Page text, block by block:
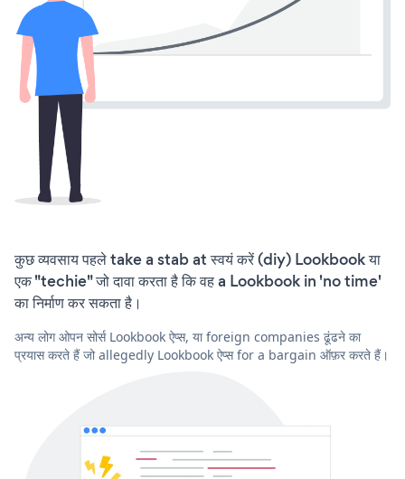
कुछ व्यवसाय पहले take a stab at स्वयं करें (diy) Lookbook या
एक "techie" जो दावा करता है कि वह a Lookbook in 'no time'
का निर्माण कर सकता है।
अन्य लोग ओपन सोर्स Lookbook ऐप्स, या foreign companies ढूंढने का
प्रयास करते हैं जो allegedly Lookbook ऐप्स for a bargain ऑफ़र करते हैं।